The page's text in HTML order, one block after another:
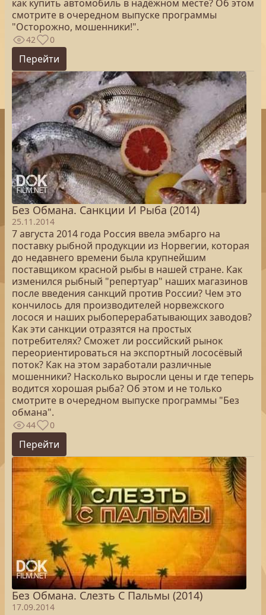
как купить автомобиль в надёжном месте? Об этом
смотрите в очередном выпуске программы
"Осторожно, мошенники!".
42 0
Перейти
Без Обмана. Санкции И Рыба (2014)
25.11.2014
7 августа 2014 года Россия ввела эмбарго на
поставку рыбной продукции из Норвегии, которая
до недавнего времени была крупнейшим
поставщиком красной рыбы в нашей стране. Как
изменился рыбный "репертуар" наших магазинов
после введения санкций против России? Чем это
кончилось для производителей норвежского
лосося и наших рыбоперерабатывающих заводов?
Как эти санкции отразятся на простых
потребителях? Сможет ли российский рынок
переориентироваться на экспортный лососёвый
поток? Как на этом заработали различные
мошенники? Насколько выросли цены и где теперь
водится хорошая рыба? Об этом и не только
смотрите в очередном выпуске программы "Без
обмана".
44 0
Перейти
Без Обмана. Слезть С Пальмы (2014)
17.09.2014